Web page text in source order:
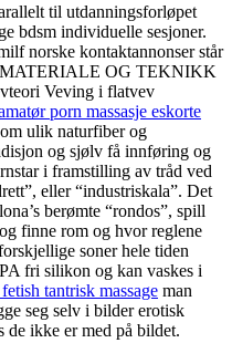
til utdanningsforløpet
bdsm individuelle sesjoner.
norske kontaktannonser står
MATERIALE OG TEKNIKK
Veving i flatvev
porn massasje eskorte
ulik naturfiber og
og sjølv få innføring og
i framstilling av tråd ved
eller “industriskala”. Det
berømte “rondos”, spill
finne rom og hvor reglene
soner hele tiden
fri silikon og kan vaskes i
tantrisk massage man
seg selv i bilder erotisk
de ikke er med på bildet.